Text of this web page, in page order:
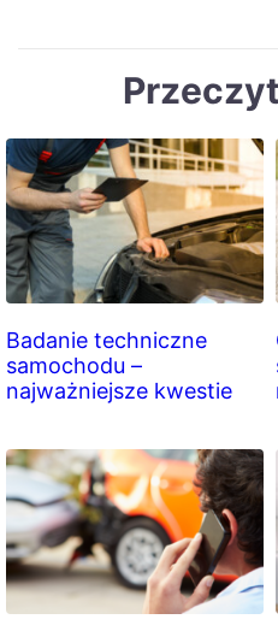
Badanie techniczne
samochodu –
najważniejsze kwestie